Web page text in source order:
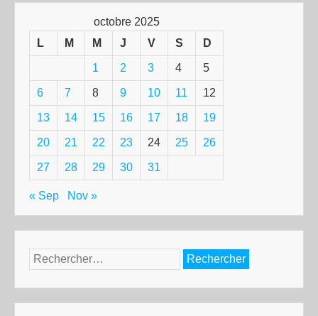
octobre 2025
L
M M J V S D
1 2 3 4 5
6 7 8 9 10 11 12
13 14 15 16 17 18 19
20 21 22 23 24 25 26
27 28 29 30 31
« Sep Nov »
Rechercher :